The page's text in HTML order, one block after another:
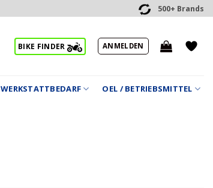
500+ Brands
BIKE FINDER ANMELDEN
WERKSTATTBEDARF OEL / BETRIEBSMITTEL